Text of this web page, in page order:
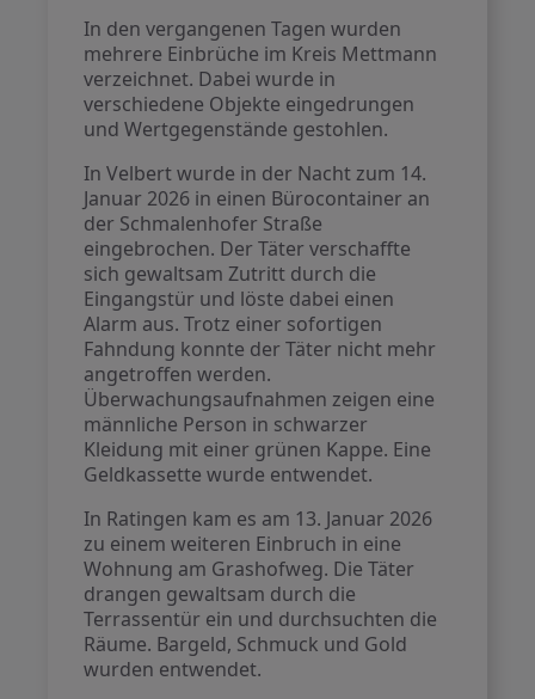
In den vergangenen Tagen wurden
mehrere Einbrüche im Kreis Mettmann
verzeichnet. Dabei wurde in
verschiedene Objekte eingedrungen
und Wertgegenstände gestohlen.
In Velbert wurde in der Nacht zum 14.
Januar 2026 in einen Bürocontainer an
der Schmalenhofer Straße
eingebrochen. Der Täter verschaffte
sich gewaltsam Zutritt durch die
Eingangstür und löste dabei einen
Alarm aus. Trotz einer sofortigen
Fahndung konnte der Täter nicht mehr
angetroffen werden.
Überwachungsaufnahmen zeigen eine
männliche Person in schwarzer
Kleidung mit einer grünen Kappe. Eine
Geldkassette wurde entwendet.
In Ratingen kam es am 13. Januar 2026
zu einem weiteren Einbruch in eine
Wohnung am Grashofweg. Die Täter
drangen gewaltsam durch die
Terrassentür ein und durchsuchten die
Räume. Bargeld, Schmuck und Gold
wurden entwendet.